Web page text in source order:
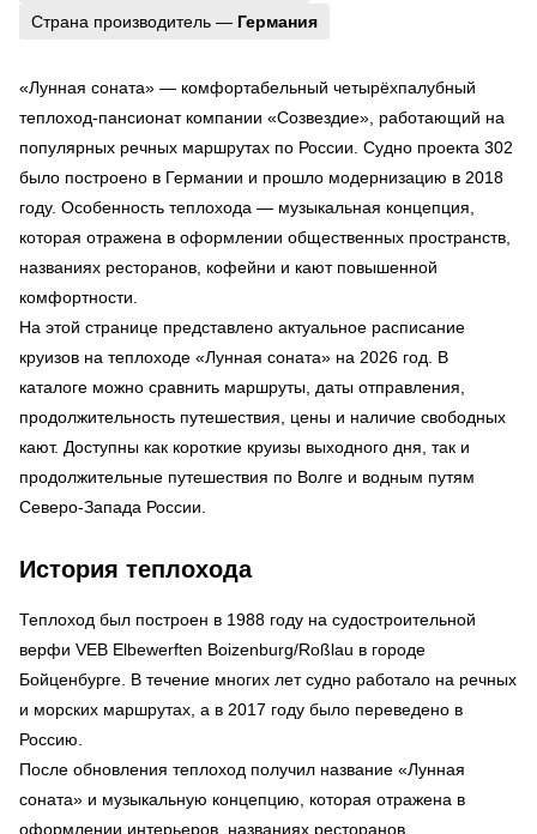
Страна производитель — Германия
«Лунная соната» — комфортабельный четырёхпалубный
теплоход-пансионат компании «Созвездие», работающий на
популярных речных маршрутах по России. Судно проекта 302
было построено в Германии и прошло модернизацию в 2018
году. Особенность теплохода — музыкальная концепция,
которая отражена в оформлении общественных пространств,
названиях ресторанов, кофейни и кают повышенной
комфортности.
На этой странице представлено актуальное расписание
круизов на теплоходе «Лунная соната» на 2026 год. В
каталоге можно сравнить маршруты, даты отправления,
продолжительность путешествия, цены и наличие свободных
кают. Доступны как короткие круизы выходного дня, так и
продолжительные путешествия по Волге и водным путям
Северо-Запада России.
История теплохода
Теплоход был построен в 1988 году на судостроительной
верфи VEB Elbewerften Boizenburg/Roßlau в городе
Бойценбурге. В течение многих лет судно работало на речных
и морских маршрутах, а в 2017 году было переведено в
Россию.
После обновления теплоход получил название «Лунная
соната» и музыкальную концепцию, которая отражена в
оформлении интерьеров, названиях ресторанов,